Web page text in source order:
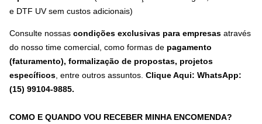
e DTF UV sem custos adicionais)
Consulte nossas condições exclusivas para empresas através
do nosso time comercial, como formas de pagamento
(faturamento), formalização de propostas, projetos
específicos , entre outros assuntos. Clique Aqui: WhatsApp:
(15) 99104-9885.
COMO E QUANDO VOU RECEBER MINHA ENCOMENDA?